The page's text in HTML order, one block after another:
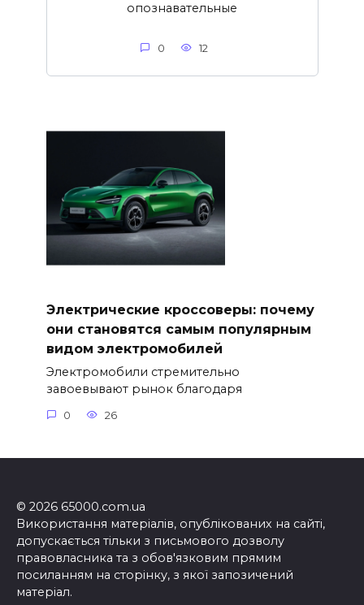
опознавательные
0 12
Электрические кроссоверы: почему
они становятся самым популярным
видом электромобилей
Электромобили стремительно
завоевывают рынок благодаря
0 26
© 2026 65000.com.ua
Використання матеріалів, опублікованих на сайті,
допускається тільки з письмового дозволу
правовласника та з обов'язковим прямим
посиланням на сторінку, з якої запозичений
матеріал.